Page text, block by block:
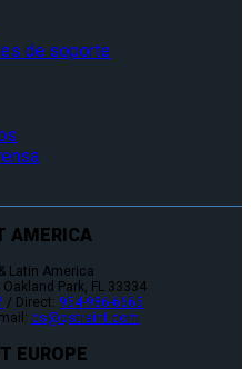
de soporte
AMERICA
Latin America
Park, FL 33334
/ Direct: 954-986-6665
cs@qstraint.com
EUROPE